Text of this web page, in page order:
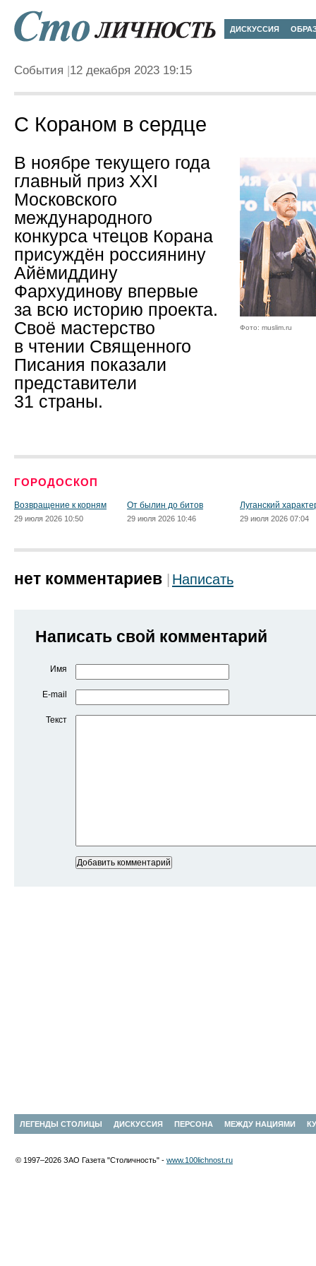
ДИСКУССИЯ
События 12 декабря 2023 19:15
С Кораном в сердце
Фото: muslim.ru
В ноябре текущего года
главный приз XXI
Московского
международного
конкурса чтецов Корана
присуждён россиянину
Айёмиддину
Фархудинову впервые
за всю историю проекта.
Своё мастерство
в чтении Священного
Писания показали
представители
31 страны.
ГОРОДОСКОП
Возвращение к корням
29 июля 2026 10:50
От былин до битов
29 июля 2026 10:46
Луганский
29 июля 2026 07:04
нет комментариев Написать
Написать свой комментарий
Имя
E-mail
Текст
ЛЕГЕНДЫ СТОЛИЦЫ ДИСКУССИЯ ПЕРСОНА МЕЖДУ НАЦИЯМИ
© 1997–2026 ЗАО Газета "Столичность" - www.100lichnost.ru